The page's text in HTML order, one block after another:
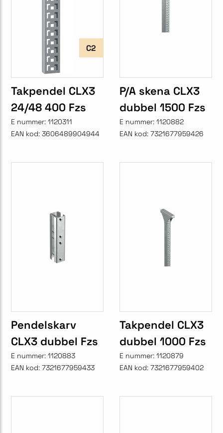
C2
Takpendel CLX3
24/48 400 Fzs
E nummer: 1120311
EAN kod: 3606489904944
P/A skena CLX3
dubbel 1500 Fzs
E nummer: 1120882
EAN kod: 7321677959426
Pendelskarv
CLX3 dubbel Fzs
E nummer: 1120883
EAN kod: 7321677959433
Takpendel CLX3
dubbel 1000 Fzs
E nummer: 1120879
EAN kod: 7321677959402